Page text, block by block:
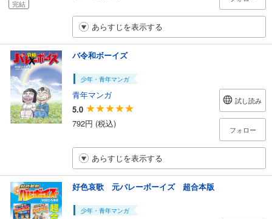
完結
あらすじを表示する
バ令和ボーイズ
少年・青年マンガ
青年マンガ
5.0
792円 (税込)
試し読み
フォロー
あらすじを表示する
好色哀歌 元バレーボーイズ 超合本版
少年・青年マンガ